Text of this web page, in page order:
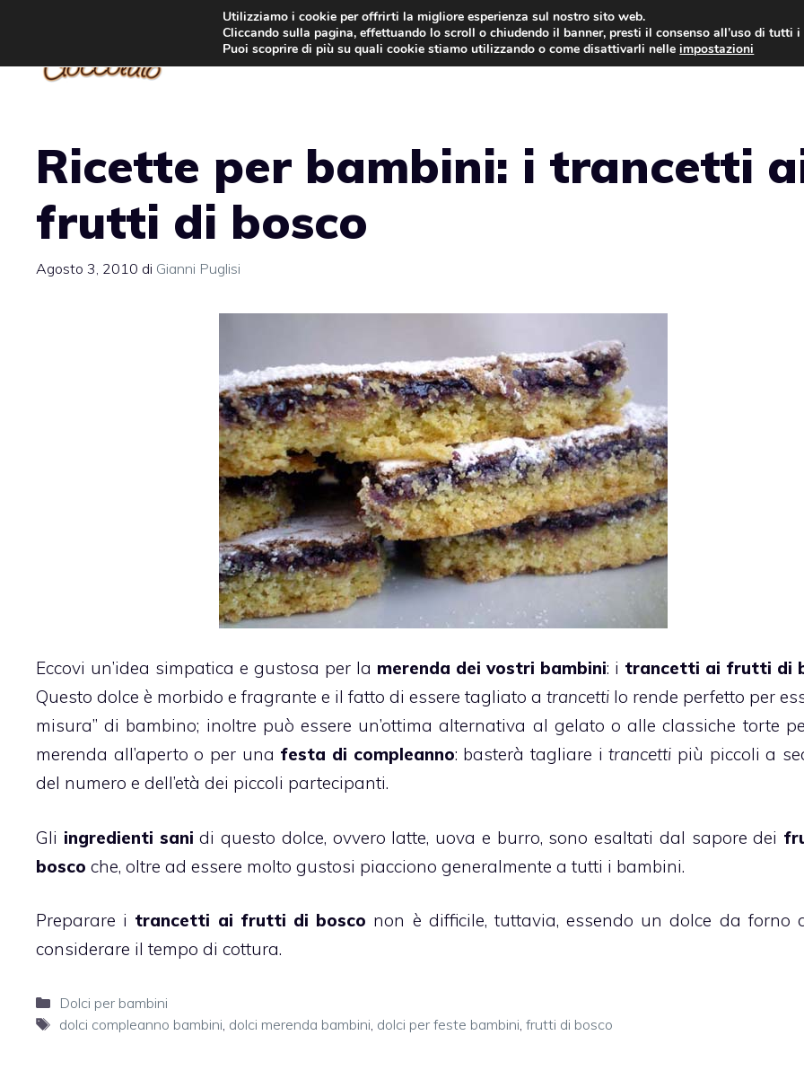
contenuto
TORTE AL CIOCCOLATO TORTE CLASSICHE
Ricette per bambini: i trancetti
frutti di bosco
Agosto 3, 2010 di Gianni Puglisi
Eccovi un’idea simpatica e gustosa per la merenda dei vostri bambini: i trancetti ai frutti di
Questo dolce è morbido e fragrante e il fatto di essere tagliato a trancetti lo rende perfetto per
misura” di bambino; inoltre può essere un’ottima alternativa al gelato o alle classiche torte
merenda all’aperto o per una festa di compleanno: basterà tagliare itrancetti più piccoli a
del numero e dell’età dei piccoli partecipanti.
Gli ingredienti sani di questo dolce, ovvero latte, uova e burro, sono esaltati dal sapore dei
bosco che, oltre ad essere molto gustosi piacciono generalmente a tutti i bambini.
Preparare i trancetti ai frutti di bosco non è difficile, tuttavia, essendo un dolce da forno
considerare il tempo di cottura.
Categorie
Dolci per bambini
Tag
dolci compleanno bambini, dolci merenda bambini, dolci per feste bambini, frutti di bosco
Utilizziamo i cookie per offrirti la migliore esperienza sul nostro sito web.
Cliccando sulla pagina, effettuando lo scroll o chiudendo il banner, presti il consenso all’uso di tutti
Puoi scoprire di più su quali cookie stiamo utilizzando o come disattivarli nelleimpostazioni